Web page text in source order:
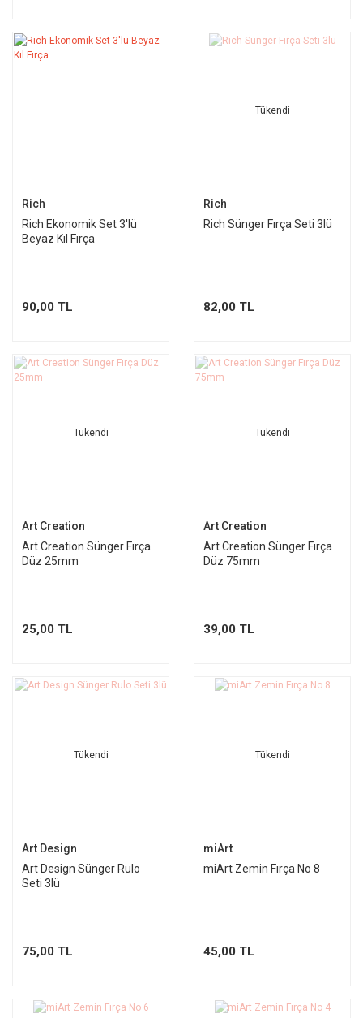
Rich
Rich Ekonomik Set 3'lü
Beyaz Kıl Fırça
90,00 TL
Tükendi
Rich
Rich Sünger Fırça Seti 3lü
82,00 TL
Tükendi
Art Creation
Art Creation Sünger Fırça
Düz 25mm
25,00 TL
Tükendi
Art Creation
Art Creation Sünger Fırça
Düz 75mm
39,00 TL
Tükendi
Art Design
Art Design Sünger Rulo
Seti 3lü
75,00 TL
Tükendi
miArt
miArt Zemin Fırça No 8
45,00 TL